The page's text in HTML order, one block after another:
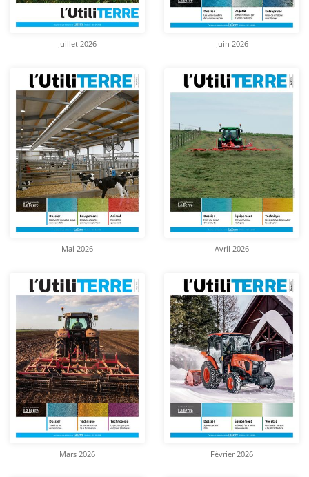
Juillet 2026 Juin 2026
Mai 2026 Avril 2026
Mars 2026 Février 2026